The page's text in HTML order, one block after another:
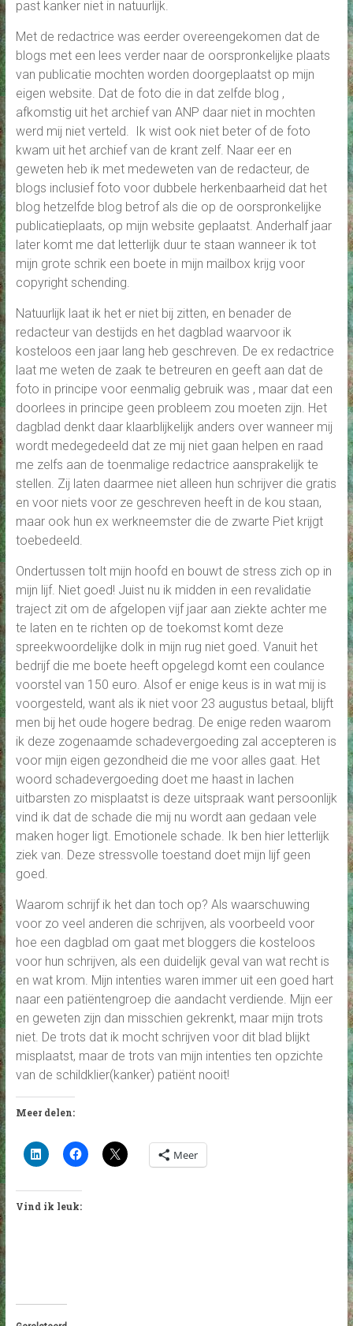
past kanker niet in natuurlijk.
Met de redactrice was eerder overeengekomen dat de
blogs met een lees verder naar de oorspronkelijke plaats
van publicatie mochten worden doorgeplaatst op mijn
eigen website. Dat de foto die in dat zelfde blog ,
afkomstig uit het archief van ANP daar niet in mochten
werd mij niet verteld. Ik wist ook niet beter of de foto
kwam uit het archief van de krant zelf. Naar eer en
geweten heb ik met medeweten van de redacteur, de
blogs inclusief foto voor dubbele herkenbaarheid dat het
blog hetzelfde blog betrof als die op de oorspronkelijke
publicatieplaats, op mijn website geplaatst. Anderhalf jaar
later komt me dat letterlijk duur te staan wanneer ik tot
mijn grote schrik een boete in mijn mailbox krijg voor
copyright schending.
Natuurlijk laat ik het er niet bij zitten, en benader de
redacteur van destijds en het dagblad waarvoor ik
kosteloos een jaar lang heb geschreven. De ex redactrice
laat me weten de zaak te betreuren en geeft aan dat de
foto in principe voor eenmalig gebruik was , maar dat een
doorlees in principe geen probleem zou moeten zijn. Het
dagblad denkt daar klaarblijkelijk anders over wanneer mij
wordt medegedeeld dat ze mij niet gaan helpen en raad
me zelfs aan de toenmalige redactrice aansprakelijk te
stellen. Zij laten daarmee niet alleen hun schrijver die gratis
en voor niets voor ze geschreven heeft in de kou staan,
maar ook hun ex werkneemster die de zwarte Piet krijgt
toebedeeld.
Ondertussen tolt mijn hoofd en bouwt de stress zich op in
mijn lijf. Niet goed! Juist nu ik midden in een revalidatie
traject zit om de afgelopen vijf jaar aan ziekte achter me
te laten en te richten op de toekomst komt deze
spreekwoordelijke dolk in mijn rug niet goed. Vanuit het
bedrijf die me boete heeft opgelegd komt een coulance
voorstel van 150 euro. Alsof er enige keus is in wat mij is
voorgesteld, want als ik niet voor 23 augustus betaal, blijft
men bij het oude hogere bedrag. De enige reden waarom
ik deze zogenaamde schadevergoeding zal accepteren is
voor mijn eigen gezondheid die me voor alles gaat. Het
woord schadevergoeding doet me haast in lachen
uitbarsten zo misplaatst is deze uitspraak want persoonlijk
vind ik dat de schade die mij nu wordt aan gedaan vele
maken hoger ligt. Emotionele schade. Ik ben hier letterlijk
ziek van. Deze stressvolle toestand doet mijn lijf geen
goed.
Waarom schrijf ik het dan toch op? Als waarschuwing
voor zo veel anderen die schrijven, als voorbeeld voor
hoe een dagblad om gaat met bloggers die kosteloos
voor hun schrijven, als een duidelijk geval van wat recht is
en wat krom. Mijn intenties waren immer uit een goed hart
naar een patiëntengroep die aandacht verdiende. Mijn eer
en geweten zijn dan misschien gekrenkt, maar mijn trots
niet. De trots dat ik mocht schrijven voor dit blad blijkt
misplaatst, maar de trots van mijn intenties ten opzichte
van de schildklier(kanker) patiënt nooit!
Meer delen:
Meer
Vind ik leuk: